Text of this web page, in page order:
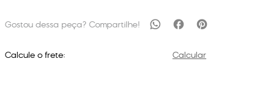
Calcule o frete: Calcular